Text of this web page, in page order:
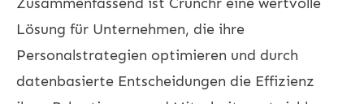
Lösung für Unternehmen, die ihre
Personalstrategien optimieren und durch
datenbasierte Entscheidungen die Effizienz